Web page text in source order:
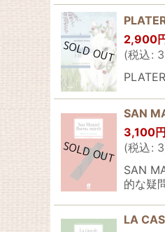
2,900
(税込:
SAN
3,100円
(税込:
SAN
的な疑
LA